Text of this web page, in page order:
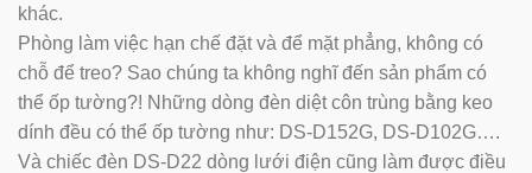
khác.
Phòng làm việc hạn chế đặt và để mặt phẳng, không có
chỗ để treo? Sao chúng ta không nghĩ đến sản phẩm có
thể ốp tường?! Những dòng đèn diệt côn trùng bằng keo
dính đều có thể ốp tường như: DS-D152G, DS-D102G….
Và chiếc đèn DS-D22 dòng lưới điện cũng làm được điều